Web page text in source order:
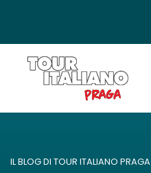
IL BLOG DI TOUR ITALIANO PRAGA